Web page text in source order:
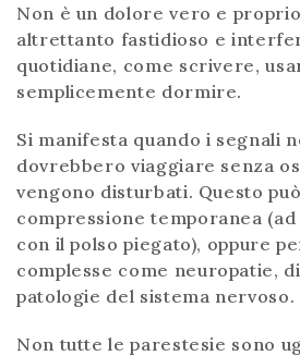
Non è un dolore vero e
altrettanto fastidioso e
quotidiane, come scrivere,
semplicemente dormire.
Si manifesta quando i segnali
dovrebbero viaggiare senza
vengono disturbati. Questo
compressione temporanea
con il polso piegato), oppure
complesse come neuropatie,
patologie del sistema nervoso.
Non tutte le parestesie sono